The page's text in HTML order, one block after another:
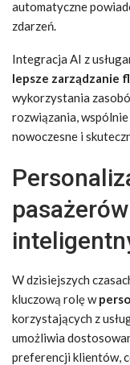
automatyczne
zdarzeń.
Integracja AI z
lepsze zarządzanie
wykorzystania
rozwiązania,
nowoczesne i
W dzisiejszych
kluczową rolę w
korzystających z
umożliwia
preferencji klientów,